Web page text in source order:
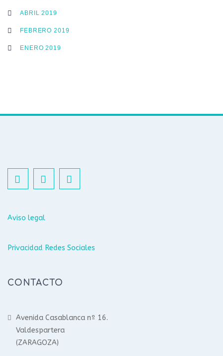
ABRIL 2019
FEBRERO 2019
ENERO 2019
Aviso legal
Privacidad Redes Sociales
CONTACTO
Avenida Casablanca nº 16.
Valdespartera
(ZARAGOZA)